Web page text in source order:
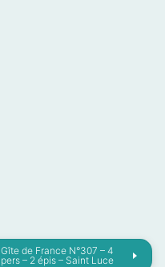
Gîte de France N°307 – 4
pers – 2 épis – Saint Luce